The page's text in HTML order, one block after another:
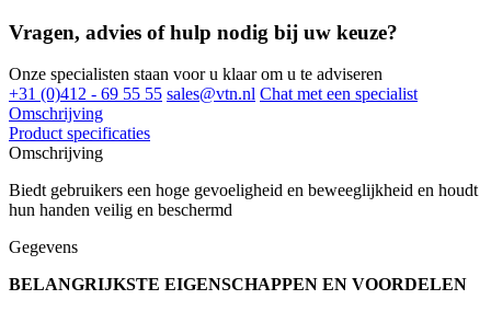
Vragen, advies of hulp nodig bij uw keuze?
Onze specialisten staan voor u klaar om u te adviseren
+31 (0)412 - 69 55 55 sales@vtn.nl Chat met een specialist
Omschrijving
Product specificaties
Omschrijving
Biedt gebruikers een hoge gevoeligheid en beweeglijkheid en houdt
hun handen veilig en beschermd
Gegevens
BELANGRIJKSTE EIGENSCHAPPEN EN VOORDELEN